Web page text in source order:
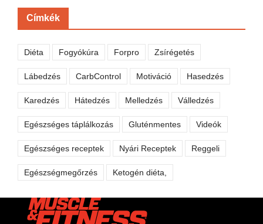
Címkék
Diéta Fogyókúra Forpro Zsírégetés
Lábedzés CarbControl Motiváció Hasedzés
Karedzés Hátedzés Melledzés Válledzés
Egészséges táplálkozás Gluténmentes Videók
Egészséges receptek Nyári Receptek Reggeli
Egészségmegőrzés Ketogén diéta,